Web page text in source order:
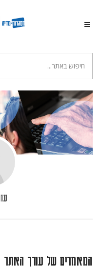
המאמרים של עורך האתר